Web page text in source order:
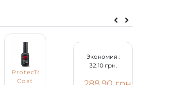
ProtecTop
Coat
Экономия :
32.10 грн.